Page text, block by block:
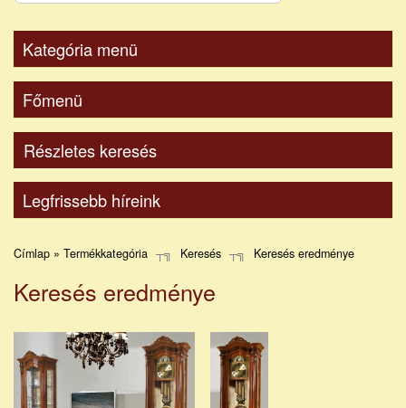
Kategória menü
Főmenü
Részletes keresés
Legfrissebb híreink
Címlap » Termékkategória Keresés Keresés eredménye
Keresés eredménye